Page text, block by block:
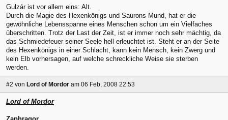
Gulzár ist vor allem eins: Alt.
Durch die Magie des Hexenkönigs und Saurons Mund, hat er die
gewöhnliche Lebensspanne eines Menschen schon um ein Vielfaches
überschritten. Trotz der Last der Zeit, ist er immer noch sehr mächtig, da
das Schmiedefeuer seiner Seele hell erleuchtet ist. Steht er an der Seite
des Hexenkönigs in einer Schlacht, kann kein Mensch, kein Zwerg und
kein Elb vorhersagen, auf welche schreckliche Weise sie sterben
werden.
#2 von Lord of Mordor am 06 Feb, 2008 22:53
Lord of Mordor